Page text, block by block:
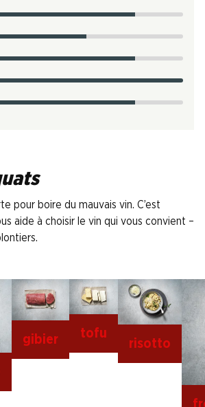
pour boire du mauvais vin. C’est
aide à choisir le vin qui vous convient –
gibier tofu
risotto